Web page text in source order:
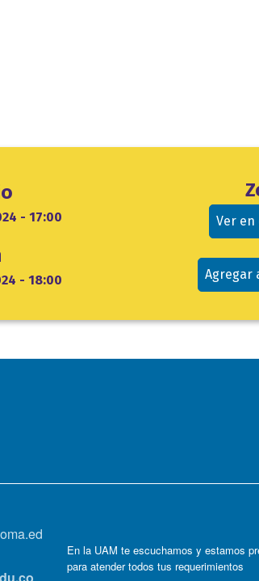
- 17:00
- 18:00
Ver en
Agregar
En la UAM te escuchamos y estamos
para atender todos tus requerimientos